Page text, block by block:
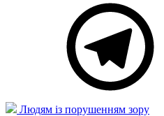
Людям із порушенням зору